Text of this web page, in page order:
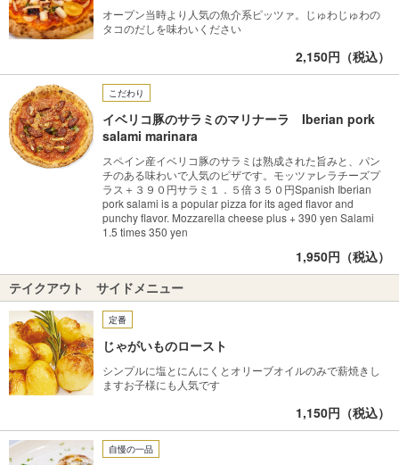
オープン当時より人気の魚介系ピッツァ。じゅわじゅわの
タコのだしを味わいください
2,150円（税込）
こだわり
イベリコ豚のサラミのマリナーラ Iberian pork
salami marinara
スペイン産イベリコ豚のサラミは熟成された旨みと、パン
チのある味わいで人気のピザです。モッツァレラチーズプ
ラス＋３９０円サラミ１．５倍３５０円Spanish Iberian
pork salami is a popular pizza for its aged flavor and
punchy flavor. Mozzarella cheese plus + 390 yen Salami
1.5 times 350 yen
1,950円（税込）
テイクアウト サイドメニュー
定番
じゃがいものロースト
シンプルに塩とにんにくとオリーブオイルのみで薪焼きし
ますお子様にも人気です
1,150円（税込）
自慢の一品